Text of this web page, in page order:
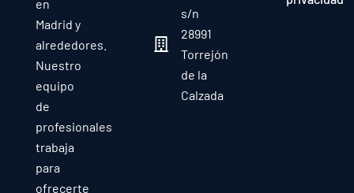
en
Madrid y
alrededores.
Nuestro
equipo
de
profesionales
trabaja
para
ofrecerte
s/n
28991
Torrejón
de la
Calzada